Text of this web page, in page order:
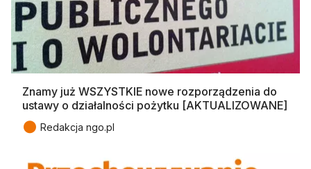
Znamy już WSZYSTKIE nowe rozporządzenia do
ustawy o działalności pożytku [AKTUALIZOWANE]
● Redakcja ngo.pl